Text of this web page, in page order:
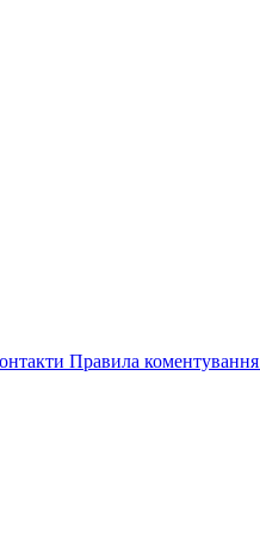
Правила коментування